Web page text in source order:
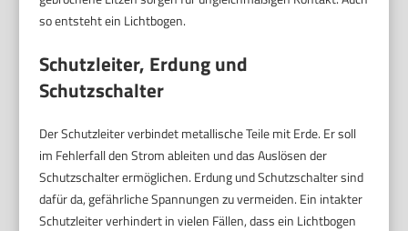
so entsteht ein Lichtbogen.
Schutzleiter, Erdung und
Schutzschalter
Der Schutzleiter verbindet metallische Teile mit Erde. Er soll
im Fehlerfall den Strom ableiten und das Auslösen der
Schutzschalter ermöglichen. Erdung und Schutzschalter sind
dafür da, gefährliche Spannungen zu vermeiden. Ein intakter
Schutzleiter verhindert in vielen Fällen, dass ein Lichtbogen